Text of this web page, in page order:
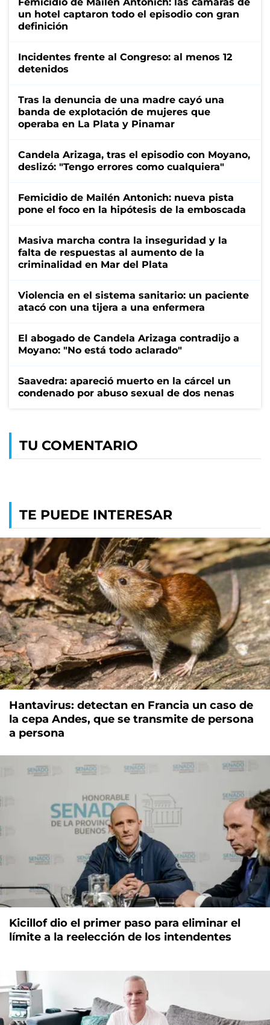
un hotel captaron todo el episodio con gran
definición
Incidentes frente al Congreso: al menos 12
detenidos
Tras la denuncia de una madre cayó una
banda de explotación de mujeres que
operaba en La Plata y Pinamar
Candela Arizaga, tras el episodio con Moyano,
deslizó: "Tengo errores como cualquiera"
Femicidio de Mailén Antonich: nueva pista
pone el foco en la hipótesis de la emboscada
Masiva marcha contra la inseguridad y la
falta de respuestas al aumento de la
criminalidad en Mar del Plata
Violencia en el sistema sanitario: un paciente
atacó con una tijera a una enfermera
El abogado de Candela Arizaga contradijo a
Moyano: "No está todo aclarado"
Saavedra: apareció muerto en la cárcel un
condenado por abuso sexual de dos nenas
TU COMENTARIO
TE PUEDE INTERESAR
Hantavirus: detectan en Francia un caso de
la cepa Andes, que se transmite de persona
a persona
Kicillof dio el primer paso para eliminar el
límite a la reelección de los intendentes